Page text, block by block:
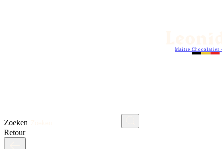
Zoeken
Maitre Chocolatier
Retour